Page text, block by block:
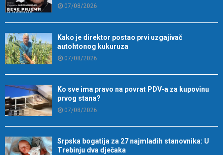
07/08/2026
Kako je direktor postao prvi uzgajivač
autohtonog kukuruza
07/08/2026
Ko sve ima pravo na povrat PDV-a za kupovinu
prvog stana?
07/08/2026
Srpska bogatija za 27 najmlađih stanovnika: U
Trebinju dva dječaka